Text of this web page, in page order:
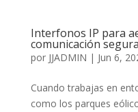
Interfonos IP para
comunicación
por JJADMIN | Jun 6,
Cuando trabajas en
como los parques